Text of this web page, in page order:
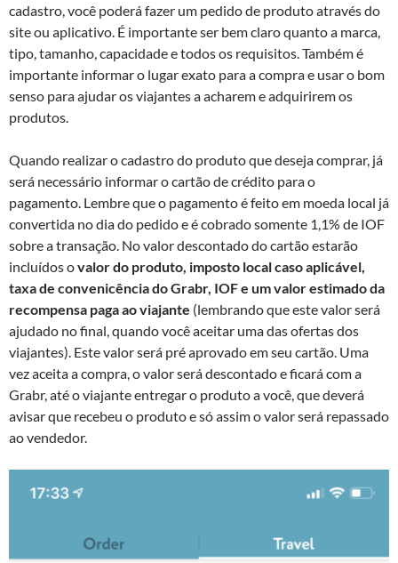
cadastro, você poderá fazer um pedido de produto através do
site ou aplicativo. É importante ser bem claro quanto a marca,
tipo, tamanho, capacidade e todos os requisitos. Também é
importante informar o lugar exato para a compra e usar o bom
senso para ajudar os viajantes a acharem e adquirirem os
produtos.
Quando realizar o cadastro do produto que deseja comprar, já
será necessário informar o cartão de crédito para o
pagamento. Lembre que o pagamento é feito em moeda local já
convertida no dia do pedido e é cobrado somente 1,1% de IOF
sobre a transação. No valor descontado do cartão estarão
incluídos ovalor do produto, imposto local caso aplicável,
taxa de convenicência do Grabr, IOF e um valor estimado da
recompensa paga ao viajante (lembrando que este valor será
ajudado no final, quando você aceitar uma das ofertas dos
viajantes). Este valor será pré aprovado em seu cartão. Uma
vez aceita a compra, o valor será descontado e ficará com a
Grabr, até o viajante entregar o produto a você, que deverá
avisar que recebeu o produto e só assim o valor será repassado
ao vendedor.